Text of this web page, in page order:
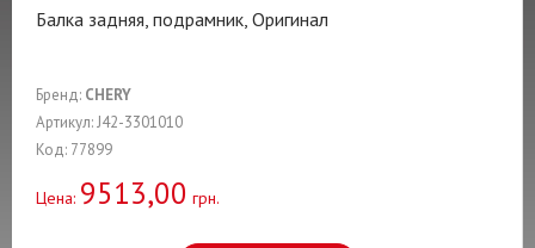
Балка задняя, подрамник, Оригинал
Бренд: CHERY
Артикул: J42-3301010
Код: 77899
Цена: 9513,00 грн.